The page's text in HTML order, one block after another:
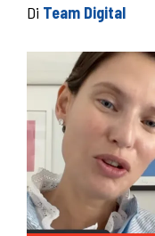
Di Team Digital